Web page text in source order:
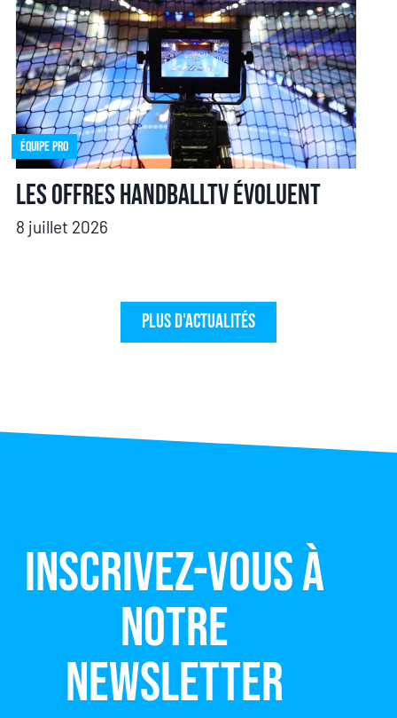
Équipe pro
Les offres HandballTV évoluent
8 juillet 2026
Plus d'actualités
Inscrivez-vous à
notre
newsletter